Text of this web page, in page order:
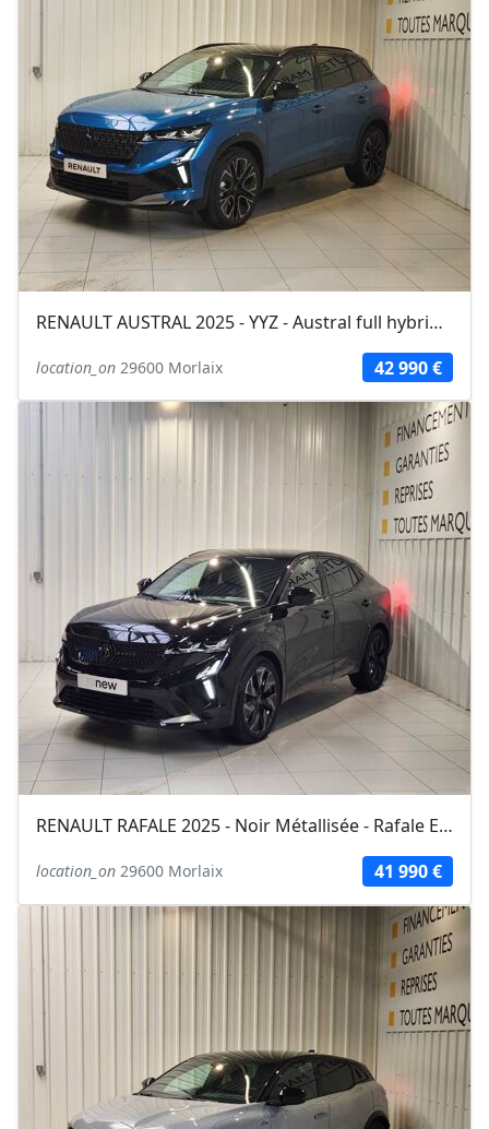
RENAULT AUSTRAL 2025 - YYZ - Austral full hybrid E-Tech 200 ch Esprit Alpine
location_on 29600 Morlaix 42 990 €
RENAULT RAFALE 2025 - Noir Métallisée - Rafale E-Tech full hybrid 200ch...
location_on 29600 Morlaix 41 990 €